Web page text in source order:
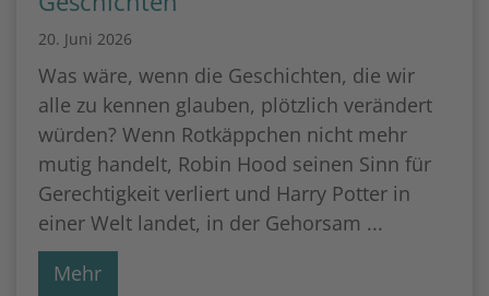
20. Juni 2026
Was wäre, wenn die Geschichten, die wir
alle zu kennen glauben, plötzlich verändert
würden? Wenn Rotkäppchen nicht mehr
mutig handelt, Robin Hood seinen Sinn für
Gerechtigkeit verliert und Harry Potter in
einer Welt landet, in der Gehorsam ...
Mehr